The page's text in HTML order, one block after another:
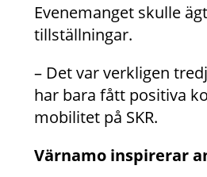
Evenemanget skulle
tillställningar.
– Det var verkligen
har bara fått positiva
mobilitet på SKR.
Värnamo inspirerar